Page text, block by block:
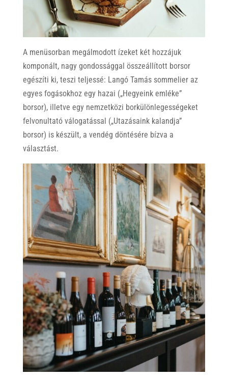
A menüsorban megálmodott ízeket két hozzájuk
komponált, nagy gondossággal összeállított borsor
egészíti ki, teszi teljessé: Langó Tamás sommelier az
egyes fogásokhoz egy hazai („Hegyeink emléke”
borsor), illetve egy nemzetközi borkülönlegességeket
felvonultató válogatással („Utazásaink kalandja”
borsor) is készült, a vendég döntésére bízva a
választást.